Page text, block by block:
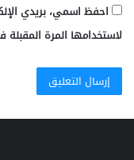
احفظ اسمي، بريدي
لاستخدامها المرة